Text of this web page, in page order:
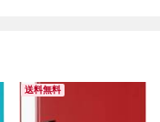
送料無料